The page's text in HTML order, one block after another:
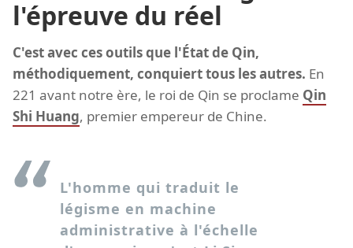
l'épreuve du réel
C'est avec ces outils que l'État de Qin,
méthodiquement, conquiert tous les autres. En
221 avant notre ère, le roi de Qin se proclame Qin
Shi Huang, premier empereur de Chine.
L'homme qui traduit le
légisme en machine
administrative à l'échelle